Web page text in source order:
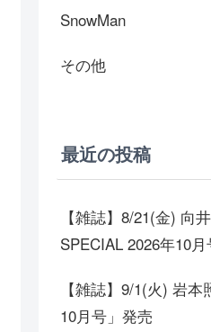
SnowMan
その他
最近の投稿
【雑誌】8/21(金) 向
SPECIAL 2026年10
【雑誌】9/1(火) 岩
10月号」発売